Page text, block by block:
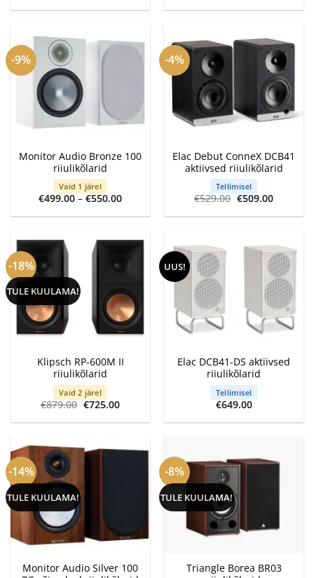
oli: is:
-9%
Monitor Audio Bronze 100
riiulikõlarid
Vaid 1 järel
€499.00 – €550.00Price
€499.00
-4%
Elac Debut ConneX DCB41
aktiivsed riiulikõlarid
Tellimisel
€529.00 Algne
hind
oli:
€509.00Current
is:
-18%
TULE KUULAMA!
Klipsch RP-600M II
riiulikõlarid
Vaid 2 järel
€879.00 Algne
hind
oli:
€725.00Current
is:
UUS!
Elac DCB41-DS aktiivsed
riiulikõlarid
Tellimisel
€649.00
-14%
TULE KUULAMA!
Monitor Audio Silver 100
-8%
TULE KUULAMA!
Triangle Borea BR03